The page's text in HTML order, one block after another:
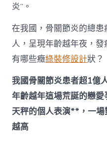
炎”。
在我國，骨關節炎的總
人，呈現年齡越年夜，
有哪些癥綠裝修設計狀？
我國骨關節炎患者超1億
年齡越年這場荒誕的戀
天秤的個人表演**，一
越高